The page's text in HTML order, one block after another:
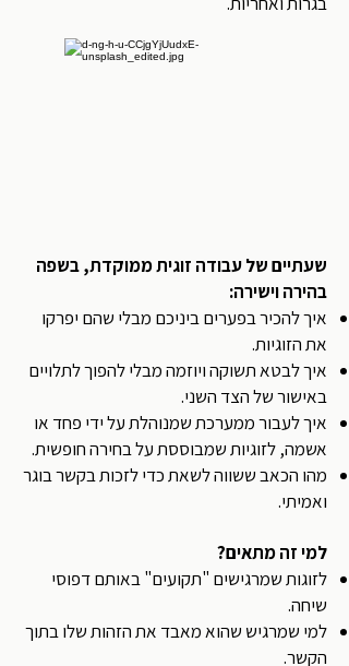
שעתיים של עבודה זוגית ממוקדת, בשפה
בהירה וישירה:
איך להכיר בפערים ביניכם מבלי שהם יפרקו
את הזוגיות.
איך לבטא תשוקה ויוזמה מבלי להפוך לתלויים
באישור של הצד השני.
איך לעבור ממערכת שמנוהלת על ידי פחד או
אשמה, לזוגיות שמבוססת על בחירה חופשית.
מהו הכאב ששווה לשאת כדי לזכות בקשר בוגר
ואמיתי.
למי זה מתאים?
לזוגות שמרגישים "תקועים" באותם דפוסי
שיחה.
למי שמרגיש שהוא מאבד את הזהות שלו בתוך
הקשר.